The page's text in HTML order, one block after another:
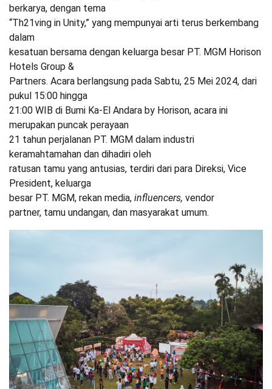
berkarya, dengan tema
“Th21ving in Unity,” yang mempunyai arti terus berkembang
dalam
kesatuan bersama dengan keluarga besar PT. MGM Horison
Hotels Group &
Partners. Acara berlangsung pada Sabtu, 25 Mei 2024, dari
pukul 15:00 hingga
21:00 WIB di Bumi Ka-El Andara by Horison, acara ini
merupakan puncak perayaan
21 tahun perjalanan PT. MGM dalam industri
keramahtamahan dan dihadiri oleh
ratusan tamu yang antusias, terdiri dari para Direksi, Vice
President, keluarga
besar PT. MGM, rekan media, influencers, vendor
partner, tamu undangan, dan masyarakat umum.